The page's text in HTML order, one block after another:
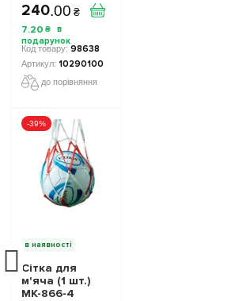
10290100 колiр:
жовто-синій
240.00 ₴
7.20 ₴
98638
10290100
до порівняння
-39%
в наявності
Сітка для
м'яча (1 шт.)
МК-866-4